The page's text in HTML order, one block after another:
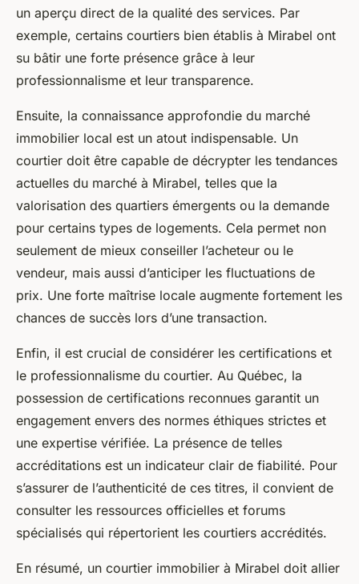
un aperçu direct de la qualité des services. Par
exemple, certains courtiers bien établis à Mirabel ont
su bâtir une forte présence grâce à leur
professionnalisme et leur transparence.
Ensuite, la connaissance approfondie du marché
immobilier local est un atout indispensable. Un
courtier doit être capable de décrypter les tendances
actuelles du marché à Mirabel, telles que la
valorisation des quartiers émergents ou la demande
pour certains types de logements. Cela permet non
seulement de mieux conseiller l’acheteur ou le
vendeur, mais aussi d’anticiper les fluctuations de
prix. Une forte maîtrise locale augmente fortement les
chances de succès lors d’une transaction.
Enfin, il est crucial de considérer les certifications et
le professionnalisme du courtier. Au Québec, la
possession de certifications reconnues garantit un
engagement envers des normes éthiques strictes et
une expertise vérifiée. La présence de telles
accréditations est un indicateur clair de fiabilité. Pour
s’assurer de l’authenticité de ces titres, il convient de
consulter les ressources officielles et forums
spécialisés qui répertorient les courtiers accrédités.
En résumé, un courtier immobilier à Mirabel doit allier